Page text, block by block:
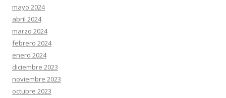
mayo 2024
abril 2024
marzo 2024
febrero 2024
enero 2024
diciembre 2023
noviembre 2023
octubre 2023